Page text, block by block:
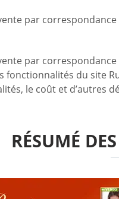
par
par
fonctionnalités du site
le coût et d’autres
RÉSUMÉ